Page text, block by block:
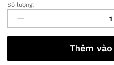
Bộ
chia
PoE
1
3
Số lượng:
Thêm